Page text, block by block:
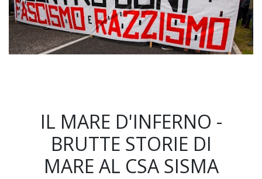
IL MARE D'INFERNO -
BRUTTE STORIE DI
MARE AL CSA SISMA